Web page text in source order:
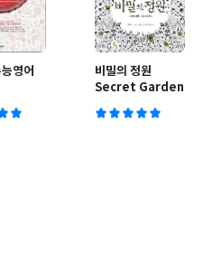
영어
비밀의 정원
Secret Garden